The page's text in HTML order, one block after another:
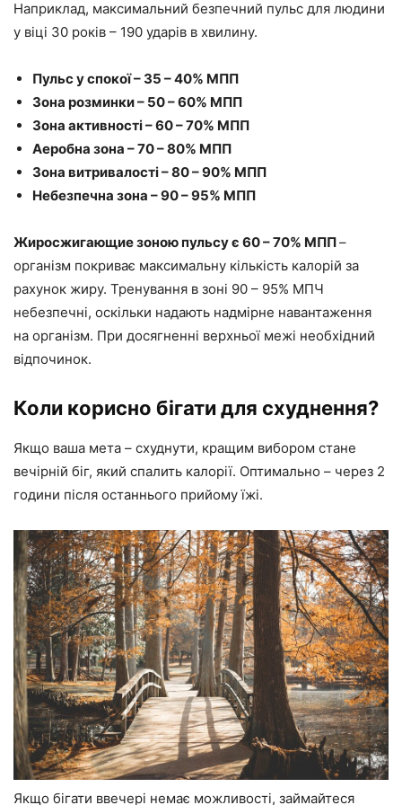
Наприклад, максимальний безпечний пульс для людини
у віці 30 років – 190 ударів в хвилину.
Пульс у спокої – 35 – 40% МПП
Зона розминки – 50 – 60% МПП
Зона активності – 60 – 70% МПП
Аеробна зона – 70 – 80% МПП
Зона витривалості – 80 – 90% МПП
Небезпечна зона – 90 – 95% МПП
Жиросжигающие зоною пульсу є 60 – 70% МПП–
організм покриває максимальну кількість калорій за
рахунок жиру. Тренування в зоні 90 – 95% МПЧ
небезпечні, оскільки надають надмірне навантаження
на організм. При досягненні верхньої межі необхідний
відпочинок.
Коли корисно бігати для схуднення?
Якщо ваша мета – схуднути, кращим вибором стане
вечірній біг, який спалить калорії. Оптимально – через 2
години після останнього прийому їжі.
Якщо бігати ввечері немає можливості, займайтеся